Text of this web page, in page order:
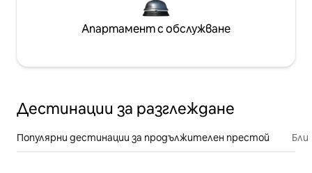
Апартамент с обслужване
Дестинации за разглеждане
Популярни дестинации за продължителен престой